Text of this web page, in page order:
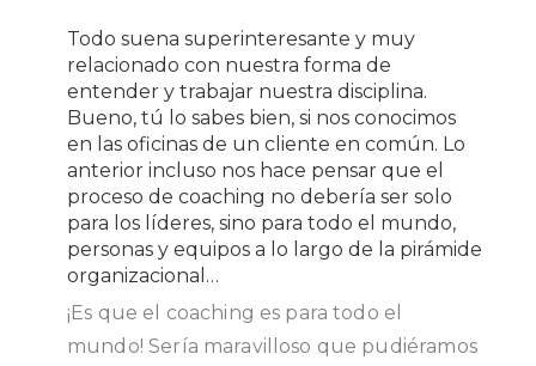
Todo suena superinteresante y muy
relacionado con nuestra forma de
entender y trabajar nuestra disciplina.
Bueno, tú lo sabes bien, si nos conocimos
en las oficinas de un cliente en común. Lo
anterior incluso nos hace pensar que el
proceso de coaching no debería ser solo
para los líderes, sino para todo el mundo,
personas y equipos a lo largo de la pirámide
organizacional…
¡Es que el coaching es para todo el
mundo! Sería maravilloso que pudiéramos